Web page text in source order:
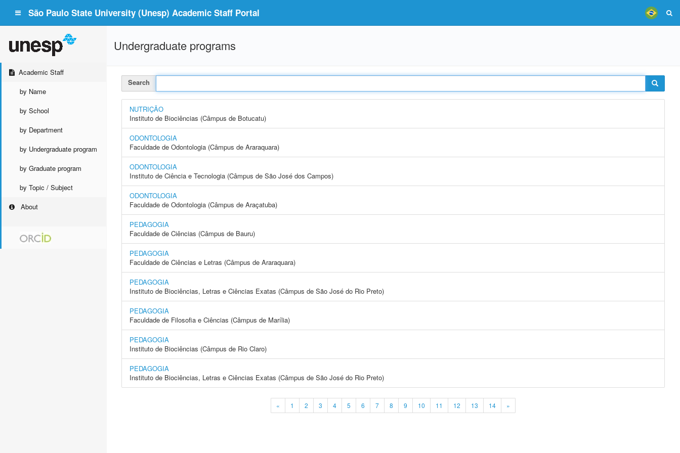
São Paulo State University (Unesp) Academic Staff Portal
Academic Staff
by Name
by School
by Department
by Undergraduate program
by Graduate program
by Topic / Subject
About
Undergraduate programs
Search
NUTRIÇÃO
Instituto de Biociências (Câmpus de Botucatu)
ODONTOLOGIA
Faculdade de Odontologia (Câmpus de Araraquara)
ODONTOLOGIA
Instituto de Ciência e Tecnologia (Câmpus de São José dos Campos)
ODONTOLOGIA
Faculdade de Odontologia (Câmpus de Araçatuba)
PEDAGOGIA
Faculdade de Ciências (Câmpus de Bauru)
PEDAGOGIA
Faculdade de Ciências e Letras (Câmpus de Araraquara)
PEDAGOGIA
Instituto de Biociências, Letras e Ciências Exatas (Câmpus de São José do Rio Preto)
PEDAGOGIA
Faculdade de Filosofia e Ciências (Câmpus de Marília)
PEDAGOGIA
Instituto de Biociências (Câmpus de Rio Claro)
PEDAGOGIA
Instituto de Biociências, Letras e Ciências Exatas (Câmpus de São José do Rio Preto)
« 1 2 3 4 5 6 7 8 9 10 11 12 13 14 »